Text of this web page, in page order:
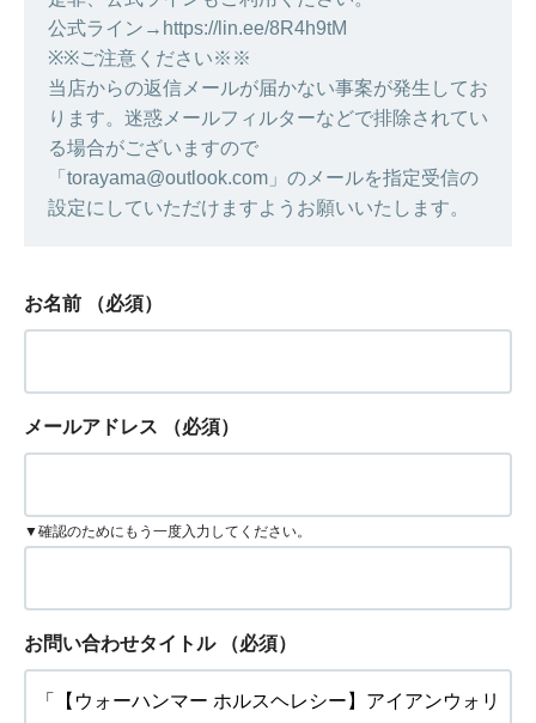
公式ライン→https://lin.ee/8R4h9tM
※※ご注意ください※※
当店からの返信メールが届かない事案が発生してお
ります。迷惑メールフィルターなどで排除されてい
る場合がございますので
「torayama@outlook.com」のメールを指定受信の
設定にしていただけますようお願いいたします。
お名前 （必須）
メールアドレス （必須）
▼確認のためにもう一度入力してください。
お問い合わせタイトル （必須）